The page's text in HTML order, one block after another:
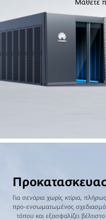
Μάθετε
Για σενάρια χωρίς κτίρια,
προ-ενσωματωμένος
τόπου και εξασφαλίζει